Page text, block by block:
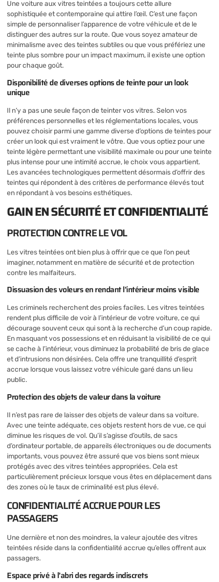
Une voiture aux vitres teintées a toujours cette allure
sophistiquée et contemporaine qui attire l’œil. C’est une façon
simple de personnaliser l’apparence de votre véhicule et de le
distinguer des autres sur la route. Que vous soyez amateur de
minimalisme avec des teintes subtiles ou que vous préfériez une
teinte plus sombre pour un impact maximum, il existe une option
pour chaque goût.
Disponibilité de diverses options de teinte pour un look
unique
Il n’y a pas une seule façon de teinter vos vitres. Selon vos
préférences personnelles et les réglementations locales, vous
pouvez choisir parmi une gamme diverse d’options de teintes pour
créer un look qui est vraiment le vôtre. Que vous optiez pour une
teinte légère permettant une visibilité maximale ou pour une teinte
plus intense pour une intimité accrue, le choix vous appartient.
Les avancées technologiques permettent désormais d’offrir des
teintes qui répondent à des critères de performance élevés tout
en répondant à vos besoins esthétiques.
GAIN EN SÉCURITÉ ET CONFIDENTIALITÉ
PROTECTION CONTRE LE VOL
Les vitres teintées ont bien plus à offrir que ce que l’on peut
imaginer, notamment en matière de sécurité et de protection
contre les malfaiteurs.
Dissuasion des voleurs en rendant l’intérieur moins visible
Les criminels recherchent des proies faciles. Les vitres teintées
rendent plus difficile de voir à l’intérieur de votre voiture, ce qui
décourage souvent ceux qui sont à la recherche d’un coup rapide.
En masquant vos possessions et en réduisant la visibilité de ce qui
se cache à l’intérieur, vous diminuez la probabilité de bris de glace
et d’intrusions non désirées. Cela offre une tranquillité d’esprit
accrue lorsque vous laissez votre véhicule garé dans un lieu
public.
Protection des objets de valeur dans la voiture
Il n’est pas rare de laisser des objets de valeur dans sa voiture.
Avec une teinte adéquate, ces objets restent hors de vue, ce qui
diminue les risques de vol. Qu’il s’agisse d’outils, de sacs
d’ordinateur portable, de appareils électroniques ou de documents
importants, vous pouvez être assuré que vos biens sont mieux
protégés avec des vitres teintées appropriées. Cela est
particulièrement précieux lorsque vous êtes en déplacement dans
des zones où le taux de criminalité est plus élevé.
CONFIDENTIALITÉ ACCRUE POUR LES
PASSAGERS
Une dernière et non des moindres, la valeur ajoutée des vitres
teintées réside dans la confidentialité accrue qu’elles offrent aux
passagers.
Espace privé à l’abri des regards indiscrets